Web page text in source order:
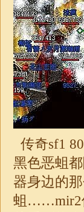
传奇sf1
黑色恶蛆
器身边的
蛆……mir2